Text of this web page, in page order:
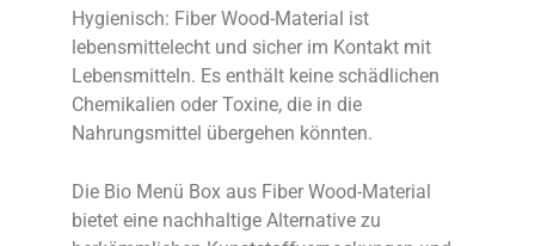
Hygienisch: Fiber Wood-Material ist
lebensmittelecht und sicher im Kontakt mit
Lebensmitteln. Es enthält keine schädlichen
Chemikalien oder Toxine, die in die
Nahrungsmittel übergehen könnten.
Die Bio Menü Box aus Fiber Wood-Material
bietet eine nachhaltige Alternative zu